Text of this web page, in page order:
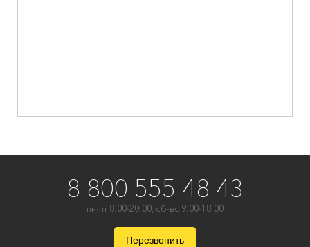
8 800 555 48 43
пн-пт 8:00-20:00, сб-вс 9:00-18:00
Перезвонить